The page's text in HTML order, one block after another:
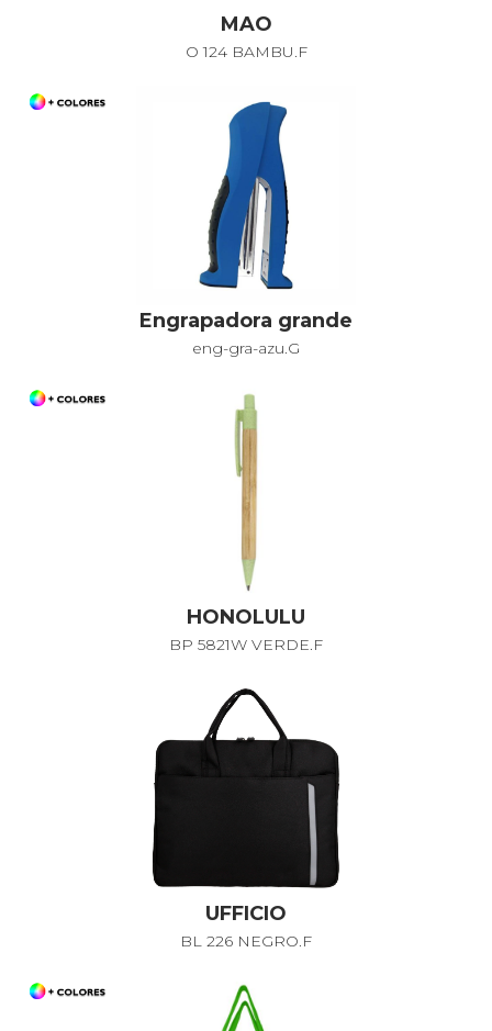
MAO
O 124 BAMBU.F
Engrapadora grande
eng-gra-azu.G
HONOLULU
BP 5821W VERDE.F
UFFICIO
BL 226 NEGRO.F